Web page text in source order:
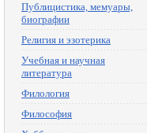
Публицистика, мемуары,
биографии
Религия и эзотерика
Учебная и научная
литература
Филология
Философия